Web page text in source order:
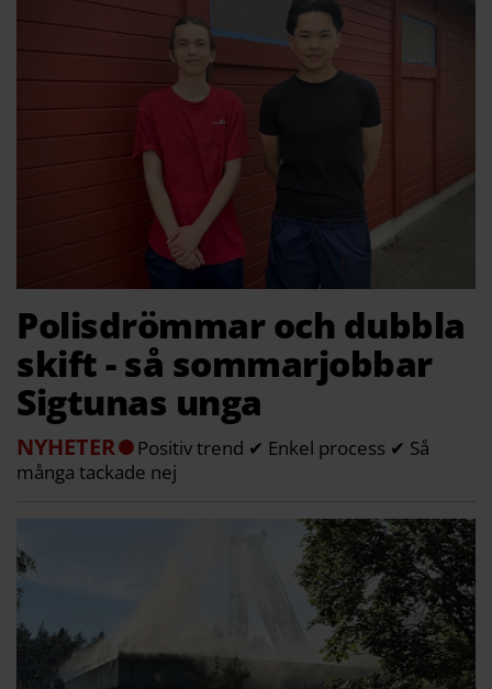
Polisdrömmar och dubbla
skift - så sommarjobbar
Sigtunas unga
NYHETER
Positiv trend ✔ Enkel process ✔ Så
många tackade nej